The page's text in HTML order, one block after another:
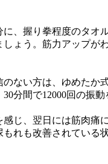
、握り拳程度のタ
ょう。筋力アップ
ない方は、ゆめたか
30分間で12000回の振
じ、翌日には筋肉
れも改善されている